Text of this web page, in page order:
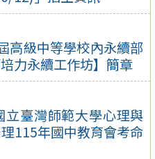
高級中等學校內永續部
力永續工作坊】簡章
臺灣師範大學心理與
115年國中教育會考命